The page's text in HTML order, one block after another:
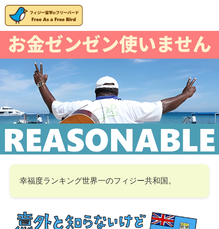
幸福度ランキング世界一のフィジー共和国。